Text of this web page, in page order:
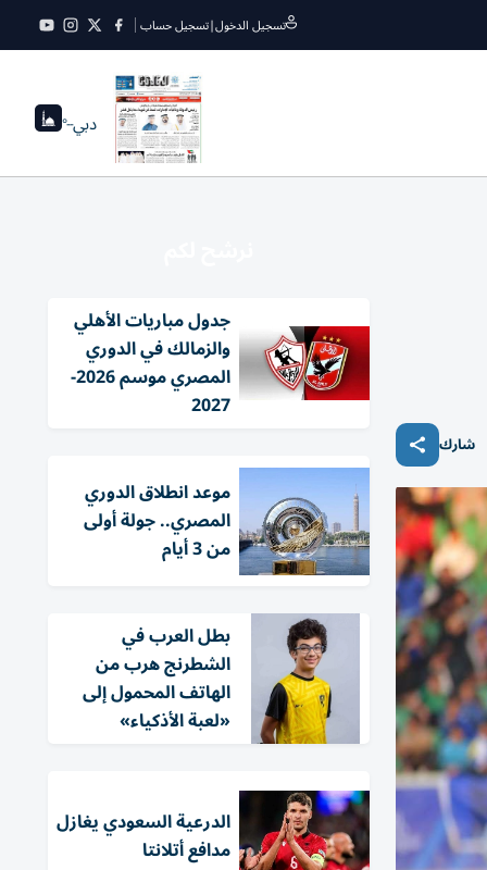
تسجيل الدخول|تسجيل حساب
دبي--°
شارك
جدول مباريات الأهلي
والزمالك في الدوري
المصري موسم 2026-
2027
موعد انطلاق الدوري
المصري.. جولة أولى
من 3 أيام
بطل العرب في
الشطرنج هرب من
الهاتف المحمول إلى
«لعبة الأذكياء»
الدرعية السعودي يغازل
مدافع أتلانتا